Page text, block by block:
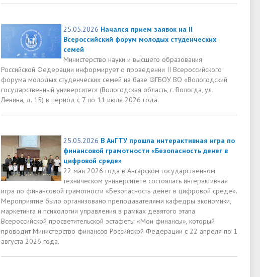
25.05.2026 Начался прием заявок на II
Всероссийский форум молодых студенческих
семей
Министерство науки и высшего образования
Российской Федерации информирует о проведении II Всероссийского
форума молодых студенческих семей на базе ФГБОУ ВО «Вологодский
государственный университет» (Вологодская область, г. Вологда, ул.
Ленина, д. 15) в период с 7 по 11 июля 2026 года.
25.05.2026 В АнГТУ прошла интерактивная игра по
финансовой грамотности «Безопасность денег в
цифровой среде»
22 мая 2026 года в Ангарском государственном
техническом университете состоялась интерактивная
игра по финансовой грамотности «Безопасность денег в цифровой среде».
Мероприятие было организовано преподавателями кафедры экономики,
маркетинга и психологии управления в рамках девятого этапа
Всероссийской просветительской эстафеты «Мои финансы», который
проводит Министерство финансов Российской Федерации с 22 апреля по 1
августа 2026 года.